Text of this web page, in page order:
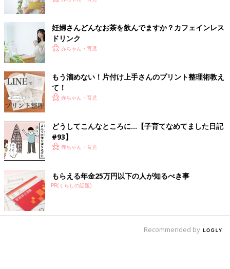
妊婦さんどんなお茶を飲んでますか？カフェインレス
ドリンク
赤ちゃん・育児
もう溜めない！片付け上手さんのプリント整理術教え
て！
赤ちゃん・育児
どうしてこんなところに…【子育てなめてました日記
#93】
赤ちゃん・育児
もらえる年金25万円以下の人が知るべき事
PR(くらしの話題)
Recommended by